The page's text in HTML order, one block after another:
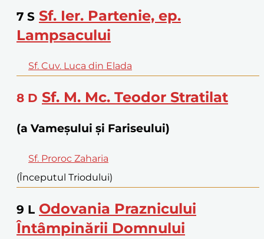
7 S Sf. Ier. Partenie, ep.
Lampsacului
Sf. Cuv. Luca din Elada
8 D Sf. M. Mc. Teodor Stratilat
(a Vameșului și Fariseului)
Sf. Proroc Zaharia
(Începutul Triodului)
9 L Odovania Praznicului
Întâmpinării Domnului